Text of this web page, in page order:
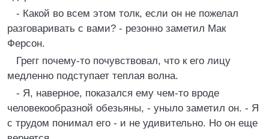
- Какой во всем этом толк, если он не пожелал
разговаривать с вами? - резонно заметил Мак
Ферсон.
Грегг почему-то почувствовал, что к его лицу
медленно подступает теплая волна.
- Я, наверное, показался ему чем-то вроде
человекообразной обезьяны, - уныло заметил он. - Я
с трудом понимал его - и не удивительно. Но он еще